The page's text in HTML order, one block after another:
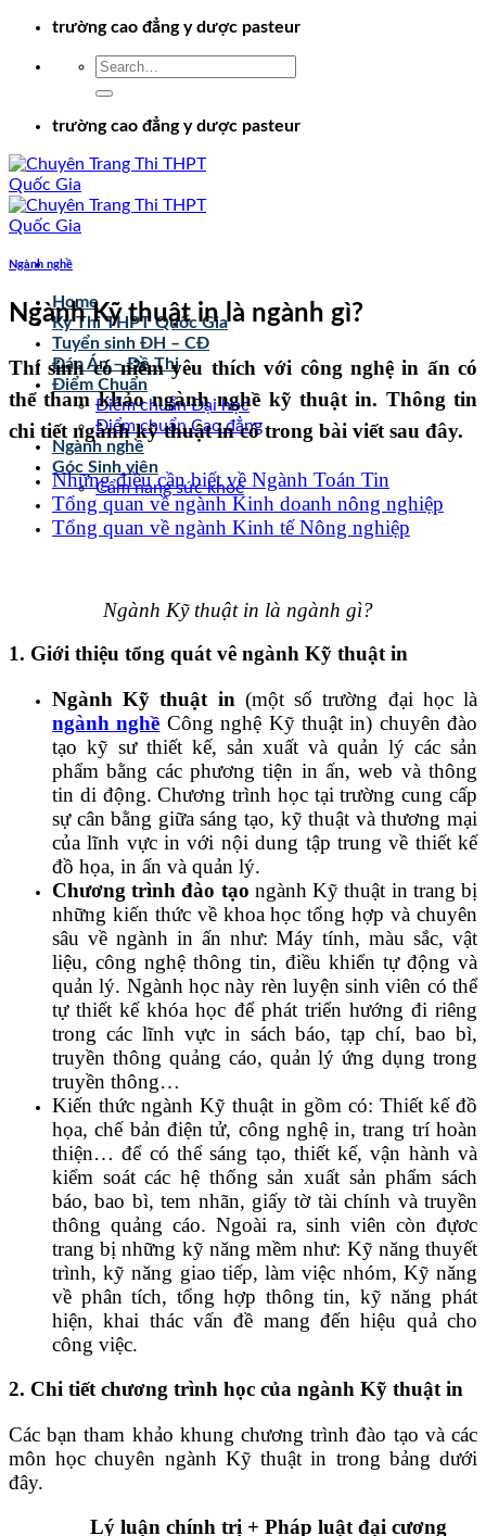
Chuyểntrường cao đẳng y dược pasteur
trường cao đẳng y dược pasteur
Home
Kỳ Thi THPT Quốc Gia
Tuyển sinh ĐH – CĐ
Đáp Án – Đề Thi
Điểm Chuẩn
Điểm chuẩn Đại học
Điểm chuẩn Cao đẳng
Ngành nghề
Góc Sinh viên
Cẩm nang sức khoẻ
Ngành nghề
Ngành Kỹ thuật in là ngành gì?
Thí sinh có niềm yêu thích với công nghệ in ấn có
thể tham khảo ngành nghề kỹ thuật in. Thông tin
chi tiết ngành kỹ thuật in có trong bài viết sau đây.
Những điều cần biết về Ngành Toán Tin
Tổng quan về ngành Kinh doanh nông nghiệp
Tổng quan về ngành Kinh tế Nông nghiệp
Ngành Kỹ thuật in là ngành gì?
1. Giới thiệu tổng quát vê ngành Kỹ thuật in
Ngành Kỹ thuật in (một số trường đại học là
ngành nghề Công nghệ Kỹ thuật in) chuyên đào
tạo kỹ sư thiết kế, sản xuất và quản lý các sản
phẩm bằng các phương tiện in ấn, web và thông
tin di động. Chương trình học tại trường cung cấp
sự cân bằng giữa sáng tạo, kỹ thuật và thương mại
của lĩnh vực in với nội dung tập trung về thiết kế
đồ họa, in ấn và quản lý.
Chương trình đào tạo ngành Kỹ thuật in trang bị
những kiến thức về khoa học tổng hợp và chuyên
sâu về ngành in ấn như: Máy tính, màu sắc, vật
liệu, công nghệ thông tin, điều khiển tự động và
quản lý. Ngành học này rèn luyện sinh viên có thể
tự thiết kế khóa học để phát triển hướng đi riêng
trong các lĩnh vực in sách báo, tạp chí, bao bì,
truyền thông quảng cáo, quản lý ứng dụng trong
truyền thông…
Kiến thức ngành Kỹ thuật in gồm có: Thiết kế đồ
họa, chế bản điện tử, công nghệ in, trang trí hoàn
thiện… để có thể sáng tạo, thiết kế, vận hành và
kiểm soát các hệ thống sản xuất sản phẩm sách
báo, bao bì, tem nhãn, giấy tờ tài chính và truyền
thông quảng cáo. Ngoài ra, sinh viên còn đựơc
trang bị những kỹ năng mềm như: Kỹ năng thuyết
trình, kỹ năng giao tiếp, làm việc nhóm, Kỹ năng
về phân tích, tổng hợp thông tin, kỹ năng phát
hiện, khai thác vấn đề mang đến hiệu quả cho
công việc.
2. Chi tiết chương trình học của ngành Kỹ thuật in
Các bạn tham khảo khung chương trình đào tạo và các
môn học chuyên ngành Kỹ thuật in trong bảng dưới
đây.
Lý luận chính trị + Pháp luật đại cương